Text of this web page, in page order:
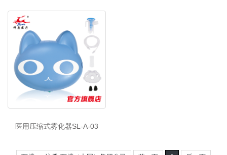
医用压缩式雾化器SL-A-03